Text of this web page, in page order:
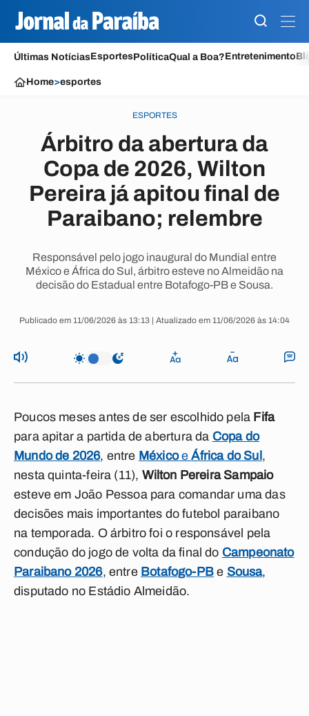
Últimas NotíciasEsportesPolíticaQual a Boa?Entretenimento
Home>esportes
ESPORTES
Árbitro da abertura da
Copa de 2026, Wilton
Pereira já apitou final de
Paraibano; relembre
Responsável pelo jogo inaugural do Mundial entre
México e África do Sul, árbitro esteve no Almeidão na
decisão do Estadual entre Botafogo-PB e Sousa.
Publicado em 11/06/2026 às 13:13 | Atualizado em 11/06/2026 às 14:04
Poucos meses antes de ser escolhido pela Fifa
para apitar a partida de abertura da Copa do
Mundo de 2026, entre MéxicoeÁfrica do Sul ,
nesta quinta-feira (11), Wilton Pereira Sampaio
esteve em João Pessoa para comandar uma das
decisões mais importantes do futebol paraibano
na temporada. O árbitro foi o responsável pela
condução do jogo de volta da final do Campeonato
Paraibano 2026, entre Botafogo-PBe Sousa,
disputado no Estádio Almeidão.